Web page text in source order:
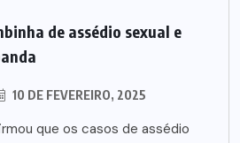
de assédio sexual e
10 DE FEVEREIRO, 2025
que os casos de assédio